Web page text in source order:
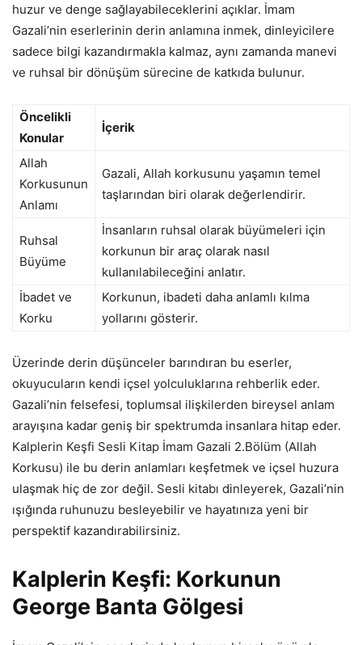
huzur ve denge sağlayabileceklerini açıklar. İmam
Gazali’nin eserlerinin derin anlamına inmek, dinleyicilere
sadece bilgi kazandırmakla kalmaz, aynı zamanda manevi
ve ruhsal bir dönüşüm sürecine de katkıda bulunur.
Öncelikli
Konular
İçerik
Allah
Korkusunun
Anlamı
Gazali, Allah korkusunu yaşamın temel
taşlarından biri olarak değerlendirir.
Ruhsal
Büyüme
İnsanların ruhsal olarak büyümeleri için
korkunun bir araç olarak nasıl
kullanılabileceğini anlatır.
İbadet ve
Korku
Korkunun, ibadeti daha anlamlı kılma
yollarını gösterir.
Üzerinde derin düşünceler barındıran bu eserler,
okuyucuların kendi içsel yolculuklarına rehberlik eder.
Gazali’nin felsefesi, toplumsal ilişkilerden bireysel anlam
arayışına kadar geniş bir spektrumda insanlara hitap eder.
Kalplerin Keşfi Sesli Kitap İmam Gazali 2.Bölüm (Allah
Korkusu) ile bu derin anlamları keşfetmek ve içsel huzura
ulaşmak hiç de zor değil. Sesli kitabı dinleyerek, Gazali’nin
ışığında ruhunuzu besleyebilir ve hayatınıza yeni bir
perspektif kazandırabilirsiniz.
Kalplerin Keşfi: Korkunun
George Banta Gölgesi